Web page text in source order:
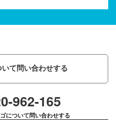
て問い合わせする
962-165
について問い合わせする